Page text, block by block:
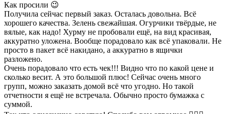
Как просили 😉
Получила сейчас первый заказ. Осталась довольна. Всё
хорошего качества. Зелень свежайшая. Огурчики твёрдые, не
вялые, как надо! Хурму не пробовали ещё, на вид красивая,
аккуратно уложена. Вообще порадовало как всё упаковали. Не
просто в пакет всё накидано, а аккуратно в ящички
разложено.
Очень порадовало что есть чек!!! Видно что по какой цене и
сколько весит. А это большой плюс! Сейчас очень много
групп, можно заказать домой всё что угодно. Но такой
отчетности я ещё не встречала. Обычно просто бумажка с
суммой.